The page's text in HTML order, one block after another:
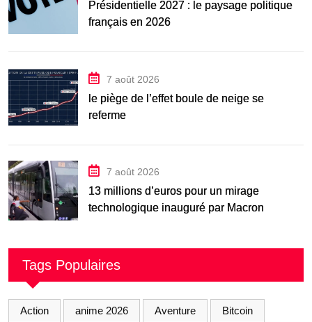
Présidentielle 2027 : le paysage politique
français en 2026
7 août 2026
le piège de l’effet boule de neige se
referme
7 août 2026
13 millions d’euros pour un mirage
technologique inauguré par Macron
Tags Populaires
Action anime 2026 Aventure Bitcoin